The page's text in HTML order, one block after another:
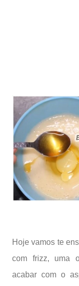
Hoje vamos te
com frizz, uma
acabar com o